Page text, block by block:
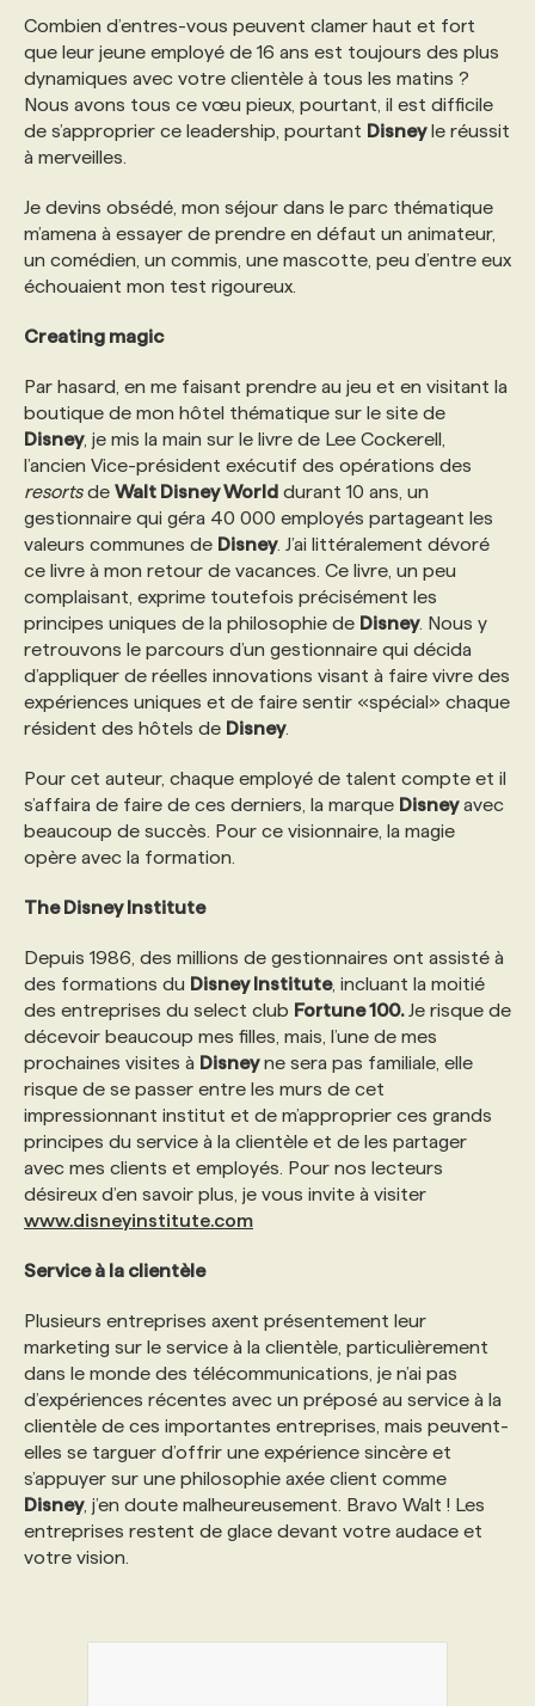
Combien d’entres-vous peuvent clamer haut et fort
que leur jeune employé de 16 ans est toujours des plus
dynamiques avec votre clientèle à tous les matins ?
Nous avons tous ce vœu pieux, pourtant, il est difficile
de s’approprier ce leadership, pourtant Disneyle réussit
à merveilles.
Je devins obsédé, mon séjour dans le parc thématique
m’amena à essayer de prendre en défaut un animateur,
un comédien, un commis, une mascotte, peu d’entre eux
échouaient mon test rigoureux.
Creating magic
Par hasard, en me faisant prendre au jeu et en visitant la
boutique de mon hôtel thématique sur le site de
Disney, je mis la main sur le livre de Lee Cockerell,
l’ancien Vice-président exécutif des opérations des
resortsde Walt Disney World durant 10 ans, un
gestionnaire qui géra 40 000 employés partageant les
valeurs communes de Disney. J’ai littéralement dévoré
ce livre à mon retour de vacances. Ce livre, un peu
complaisant, exprime toutefois précisément les
principes uniques de la philosophie de Disney. Nous y
retrouvons le parcours d’un gestionnaire qui décida
d’appliquer de réelles innovations visant à faire vivre des
expériences uniques et de faire sentir «spécial» chaque
résident des hôtels de Disney.
Pour cet auteur, chaque employé de talent compte et il
s’affaira de faire de ces derniers, la marque Disneyavec
beaucoup de succès. Pour ce visionnaire, la magie
opère avec la formation.
The Disney Institute
Depuis 1986, des millions de gestionnaires ont assisté à
des formations du Disney Institute, incluant la moitié
des entreprises du select club Fortune 100.Je risque de
décevoir beaucoup mes filles, mais, l’une de mes
prochaines visites à Disneyne sera pas familiale, elle
risque de se passer entre les murs de cet
impressionnant institut et de m’approprier ces grands
principes du service à la clientèle et de les partager
avec mes clients et employés. Pour nos lecteurs
désireux d’en savoir plus, je vous invite à visiter
www.disneyinstitute.com
Service à la clientèle
Plusieurs entreprises axent présentement leur
marketing sur le service à la clientèle, particulièrement
dans le monde des télécommunications, je n’ai pas
d’expériences récentes avec un préposé au service à la
clientèle de ces importantes entreprises, mais peuvent-
elles se targuer d’offrir une expérience sincère et
s’appuyer sur une philosophie axée client comme
Disney, j’en doute malheureusement. Bravo Walt ! Les
entreprises restent de glace devant votre audace et
votre vision.